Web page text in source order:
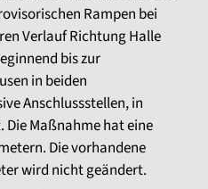
Rampen bei
Verlauf Richtung Halle
bis zur
in beiden
Anschlussstellen, in
Maßnahme hat eine
Die vorhandene
wird nicht geändert.